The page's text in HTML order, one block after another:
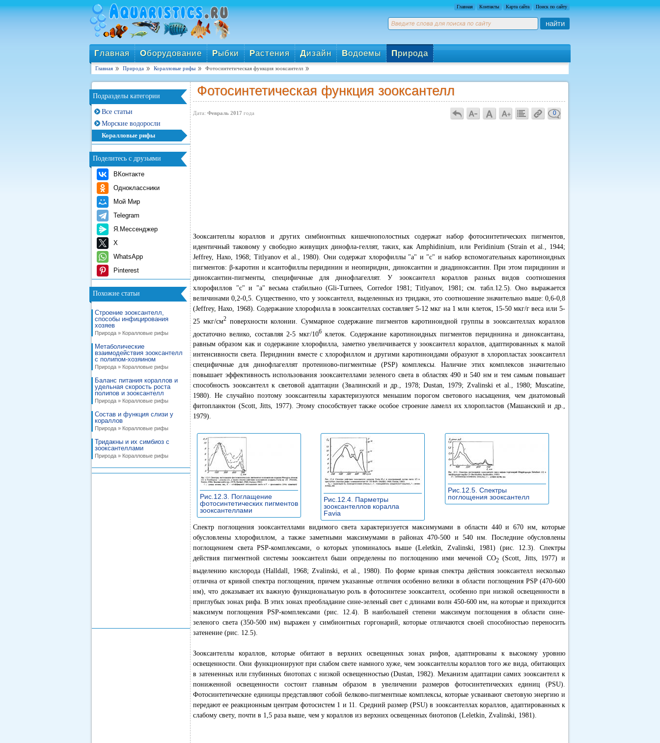
Главная Контакты Карта сайта Поиск по сайту
найти
Главная Оборудование Рыбки Растения Дизайн Водоемы Природа
Главная Природа Коралловые рифы Фотосинтетическая функция зооксантелл
Подразделы категории
Все статьи
Морские водоросли
Коралловые рифы
Поделитесь с друзьями
ВКонтакте
Одноклассники
Мой Мир
Telegram
Я.Мессенджер
X
WhatsApp
Pinterest
Похожие статьи
Строение зооксантелл,
способы инфицирования
хозяев
Природа » Коралловые рифы
Метаболические
взаимодействия зооксантелл
с полипом-хозяином
Природа » Коралловые рифы
Баланс питания кораллов и
удельная скорость роста
полипов и зооксантелл
Природа » Коралловые рифы
Состав и функция слизи у
кораллов
Природа » Коралловые рифы
Тридакны и их симбиоз с
зооксантеллами
Природа » Коралловые рифы
Фотосинтетическая функция зооксантелл
Дата: Февраль 2017 года 0
Зооксантеплы кораллов и других симбионтных кишечнополостных содержат набор фотосинтетических пигментов,
идентичный таковому у свободно живущих динофла-геллят, таких, как Amphidinium, или Peridinium (Strain et al., 1944;
Jeffrey, Нахо, 1968; Titlyanov et al., 1980). Они содержат хлорофиллы "а" и "с" и набор вспомогательных каротиноидных
пигментов: β-каротин и ксантофиллы перидинин и неопириднн, диноксантин и диадиноксантин. При этом пиридинин и
диноксантин-пигменты, специфичные для дннофлагеллят. У зооксантелл кораллов разных видов соотношения
хлорофиллов "с" и "а" весьма стабильно (Gli-Turnees, Corredor 1981; Titlyanov, 1981; см. табл.12.5). Оно выражается
величинами 0,2-0,5. Существенно, что у зооксантелл, выделенных из тридакн, это соотношение значительно выше: 0,6-0,8
(Jeffrey, Нахо, 1968). Содержание хлорофилла в зооксантеллах составляет 5-12 мкг на 1 млн клеток, 15-50 мкг/г веса или 5-
25 мкг/см2поверхности колонии. Суммарное содержание пигментов каротиноидной группы в зооксантеллах кораллов
достаточно велико, составляя 2-5 мкг/106 клеток. Содержание каротиноидных пигментов перидннина и диноксантана,
равным образом как и содержание хлорофилла, заметно увеличивается у зооксантелл кораллов, адаптированных к малой
интенсивности света. Перидннин вместе с хлорофиллом и другими каротиноидами образуют в хлоропластах зооксантелл
специфичные для дннофлагеллят протеиново-пигментные (PSP) комплексы. Наличие этих комплексов значительно
повышает эффективность использования зооксантеллами зеленого света в областях 490 и 540 нм и тем самым повышает
способность зооксантелл к световой адаптации (Звалинский и др., 1978; Dustan, 1979; Zvalinski et al., 1980; Muscatine,
1980). Не случайно поэтому зооксантеилы характеризуются меньшим порогом светового насыщения, чем диатомовый
фитопланктон (Scott, Jitts, 1977). Этому способствует также особое строение ламелл их хлоропластов (Машанский и др.,
1979).
Рис.12.3. Поглащение
фотосинтетических пигментов
зооксантеллами
Рис.12.4. Парметры
зооксантеллов коралла
Favia
Рис.12.5. Спектры
поглощения зооксантелл
Спектр поглощения зооксантеллами видимого света характеризуется максимумами в области 440 и 670 нм, которые
обусловлены хлорофиллом, а также заметными максимумами в районах 470-500 и 540 нм. Последние обусловлены
поглощением света PSP-комплексами, о которых упоминалось выше (Leletkin, Zvalinski, 1981) (рис. 12.3). Спектры
действия пигментной системы зооксантелл бьши определены по поглощению ими меченой СО2(Scott, Jitts, 1977) и
выделению кислорода (Halldall, 1968; Zvalinski, et al., 1980). По форме кривая спектра действия зооксантелл несколько
отлична от кривой спектра поглощения, причем указанные отличия особенно велики в области поглощения PSP (470-600
нм), что доказывает их важную функциональную роль в фотосинтезе зооксантелл, особенно при низкой освещенности в
приглубых зонах рифа. В этих зонах преобладание сине-зеленый свет с длинами волн 450-600 нм, на которые и приходится
максимум поглощения PSP-комплексами (рис. 12.4). В наибольшей степени максимум поглощения в области сине-
зеленого света (350-500 нм) выражен у симбионтных горгонарий, которые отличаются своей способностью переносить
затенение (рис. 12.5).
Зооксантеллы кораллов, которые обитают в верхних освещенных зонах рифов, адаптированы к высокому уровню
освещенности. Они функционируют при слабом свете намного хуже, чем зооксантеллы кораллов того же вида, обитающих
в затененных или глубинных биотопах с низкой освещенностью (Dustan, 1982). Механизм адаптации самих зооксантелл к
пониженной освещенности состоит главным образом в увеличении размеров фотосинтетических единиц (PSU).
Фотосинтетические единицы представляют собой белково-пигментные комплексы, которые усваивают световую энергию и
передают ее реакционным центрам фотосистем 1 и 11. Средний размер (PSU) в зооксантеллах кораллов, адаптированных к
слабому свету, почти в 1,5 раза выше, чем у кораллов из верхних освещенных биотопов (Leletkin, Zvalinski, 1981).